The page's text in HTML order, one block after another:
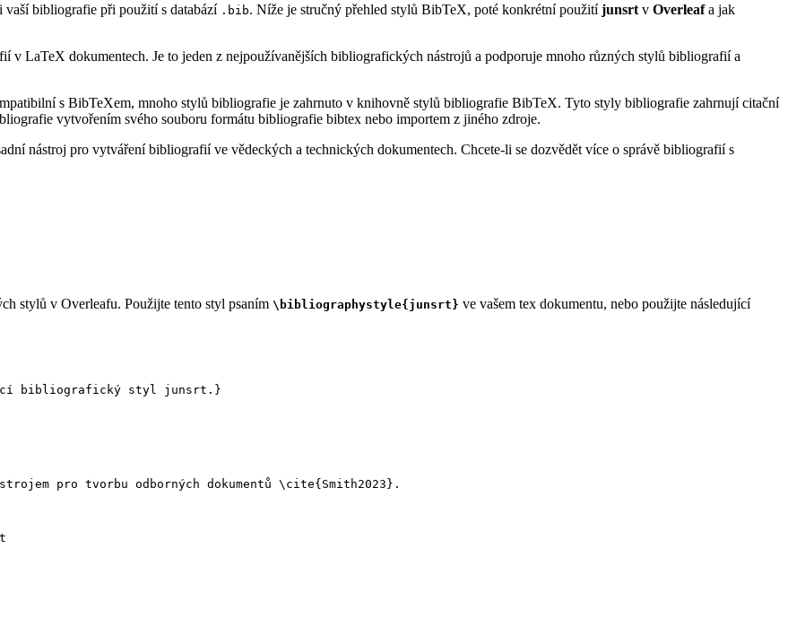
bibliografie při použití s databází .bib. Níže je stručný přehled stylů BibTeX, poté konkrétní použitíjunsrt v Overleafa jak
LaTeX dokumentech. Je to jeden z nejpoužívanějších bibliografických nástrojů a podporuje mnoho různých stylů bibliografií a
s BibTeXem, mnoho stylů bibliografie je zahrnuto v knihovně stylů bibliografie BibTeX. Tyto styly bibliografie zahrnují citační
vytvořením svého souboru formátu bibliografie bibtex nebo importem z jiného zdroje.
nástroj pro vytváření bibliografií ve vědeckých a technických dokumentech. Chcete-li se dozvědět více o správě bibliografií s
stylů v Overleafu. Použijte tento styl psaním \bibliographystyle{junsrt} ve vašem tex dokumentu, nebo použijte následující
bibliografický styl junsrt.}
pro tvorbu odborných dokumentů \cite{ Smith2023 }.